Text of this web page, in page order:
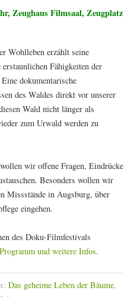
Zeughaus Filmsaal, Zeugplatz
Wohlleben erzählt seine
Fähigkeiten der
dokumentarische
des Waldes direkt vor unserer
Wald nicht länger als
zum Urwald werden zu
wir offene Fragen, Eindrücke
Besonders wollen wir
Missstände in Augsburg, über
eingehen.
des Doku-Filmfestivals
Programm und weitere Infos.
Das geheime Leben der Bäume,